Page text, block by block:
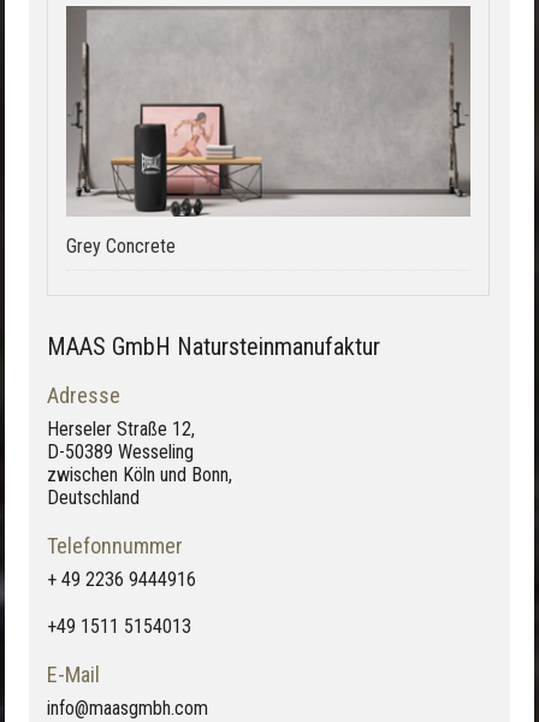
Grey Concrete
MAAS GmbH Natursteinmanufaktur
Adresse
Herseler Straße 12,
D-50389 Wesseling
zwischen Köln und Bonn,
Deutschland
Telefonnummer
+ 49 2236 9444916
+49 1511 5154013
E-Mail
info@maasgmbh.com